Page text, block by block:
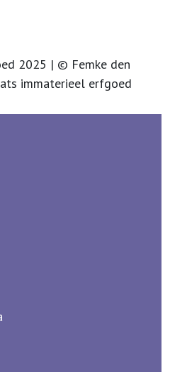
2025 | © Femke den
immaterieel erfgoed